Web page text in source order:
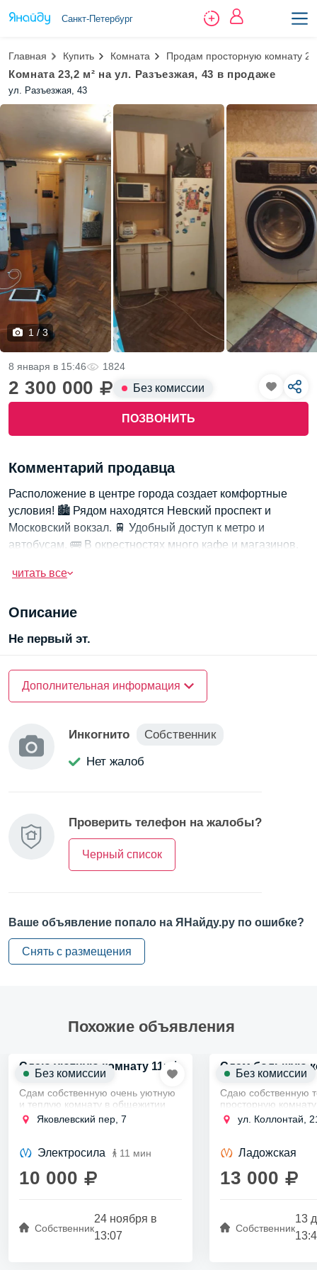
Санкт-Петербург
Главная Купить Комната Продам просторную комнату
Комната 23,2 м² на ул. Разъезжая, 43 в продаже
ул. Разъезжая, 43
1 / 3
2 300 000 Без комиссии
ПОЗВОНИТЬ
8 января в 15:46 1824
Описание
Не первый эт.
О квартире
Санузел —
Дополнительная информация
Комментарий продавца
Расположение в центре города создает комфортные
условия! 🏙️ Рядом находятся Невский проспект и
Московский вокзал. 🚆 Удобный доступ к метро и
автобусам. 🚌 В окрестностях много кафе и магазинов.
Разъезжая, 43:
Ближайшие станции метро: Площадь Восстания и
Железнодорожный вокзал Финляндский - 15 минут на
транспорте.
КАД - 5 минут на автомобиле.
Общественный транспорт: 1) Автобус 22, 2) Троллейбус
читать все
Инкогнито
Собственник
Нет жалоб
Проверить телефон на жалобы?
Черный список
Ваше объявление попало на ЯНайду.ру по ошибке?
Снять с размещения
Похожие объявления
Сдаю уютную комнату 11м 2
Сдам собственную очень уютную
и теплую комнату в общежитии
квартирного типа в Московском
районе в 5-8 минутах пешком от
длительный...
Яковлевский пер, 7
Электросила 11 мин
10 000
Собственник
24 ноября в
13:07
Без комиссии
Сдам большую
20м2
Сдаю собственную
просторную
комнатной
районе в2х
Большевиков, на
ул. Коллонтай,
Ладожская
13 000
Собственник
13
Без комиссии